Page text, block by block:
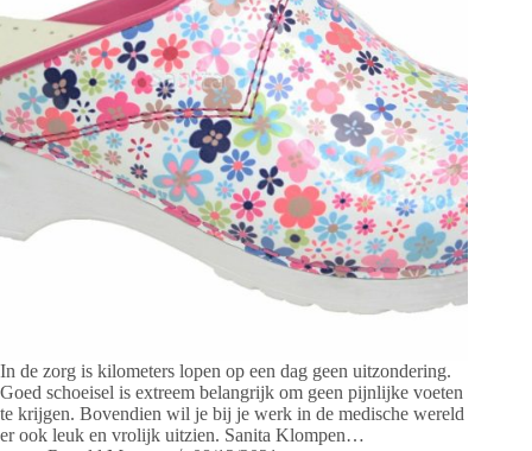
In de zorg is kilometers lopen op een dag geen uitzondering.
Goed schoeisel is extreem belangrijk om geen pijnlijke voeten
te krijgen. Bovendien wil je bij je werk in de medische wereld
er ook leuk en vrolijk uitzien. Sanita Klompen…